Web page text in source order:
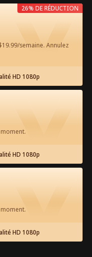
bébé
Tous les épisodes
semaine. Annulez
HD 1080p
26% DE RÉDUCTION
HD 1080p
HD 1080p